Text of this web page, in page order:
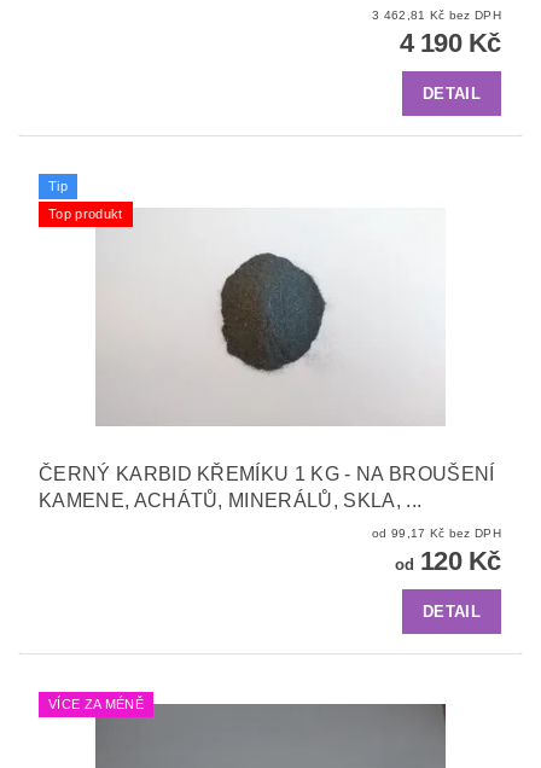
3 462,81 Kč bez DPH
4 190 Kč
DETAIL
Tip
Top produkt
ČERNÝ KARBID KŘEMÍKU 1 KG - NA BROUŠENÍ
KAMENE, ACHÁTŮ, MINERÁLŮ, SKLA, ...
od 99,17 Kč bez DPH
od 120 Kč
DETAIL
VÍCE ZA MÉNĚ